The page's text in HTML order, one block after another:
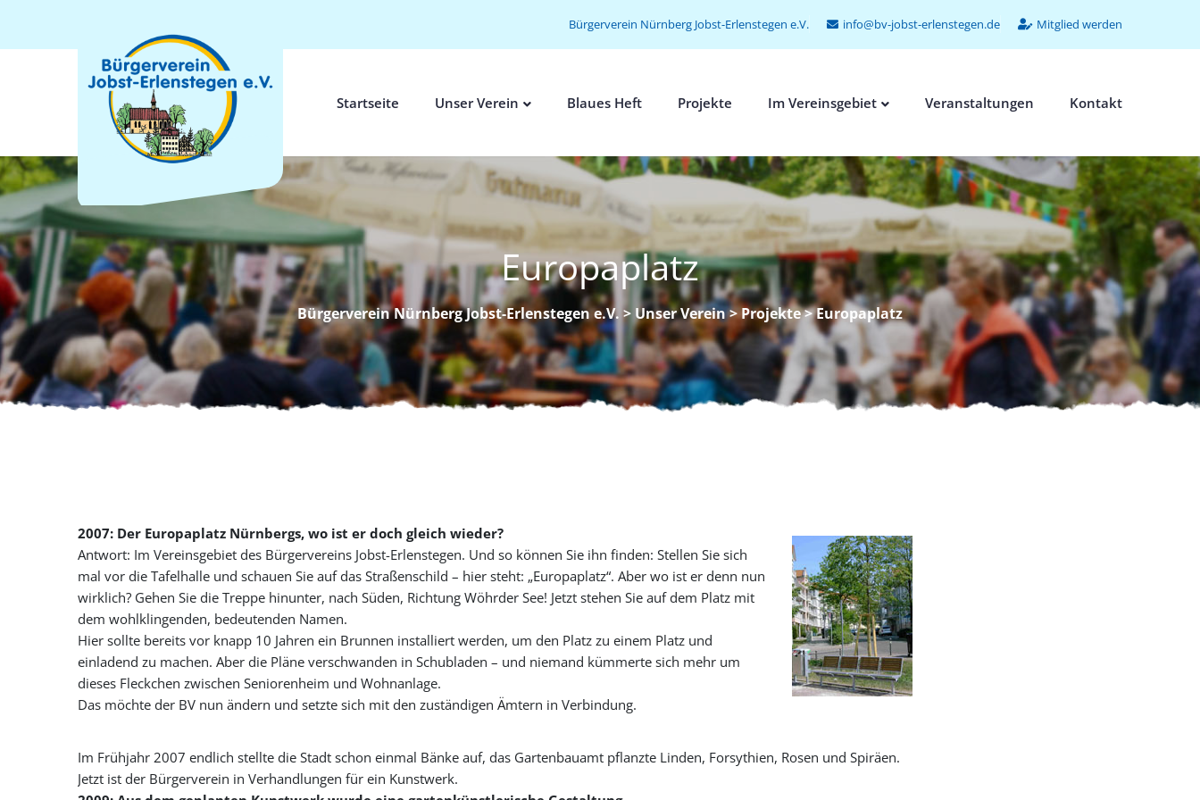
Bürgerverein Nürnberg Jobst-Erlenstegen e.V. info@bv-jobst-erlenstegen.de Mitglied werden
Startseite Unser Verein Blaues Heft Projekte Im Vereinsgebiet Veranstaltungen Kontakt
Europaplatz
Bürgerverein Nürnberg Jobst-Erlenstegen e.V. > Unser Verein>Projekte> Europaplatz
2007: Der Europaplatz Nürnbergs, wo ist er doch gleich wieder?
Antwort: Im Vereinsgebiet des Bürgervereins Jobst-Erlenstegen. Und so können Sie ihn finden: Stellen Sie sich
mal vor die Tafelhalle und schauen Sie auf das Straßenschild – hier steht: „Europaplatz“. Aber wo ist er denn nun
wirklich? Gehen Sie die Treppe hinunter, nach Süden, Richtung Wöhrder See! Jetzt stehen Sie auf dem Platz mit
dem wohlklingenden, bedeutenden Namen.
Hier sollte bereits vor knapp 10 Jahren ein Brunnen installiert werden, um den Platz zu einem Platz und
einladend zu machen. Aber die Pläne verschwanden in Schubladen – und niemand kümmerte sich mehr um
dieses Fleckchen zwischen Seniorenheim und Wohnanlage.
Das möchte der BV nun ändern und setzte sich mit den zuständigen Ämtern in Verbindung.
Im Frühjahr 2007 endlich stellte die Stadt schon einmal Bänke auf, das Gartenbauamt pflanzte Linden, Forsythien, Rosen und Spiräen.
Jetzt ist der Bürgerverein in Verhandlungen für ein Kunstwerk.